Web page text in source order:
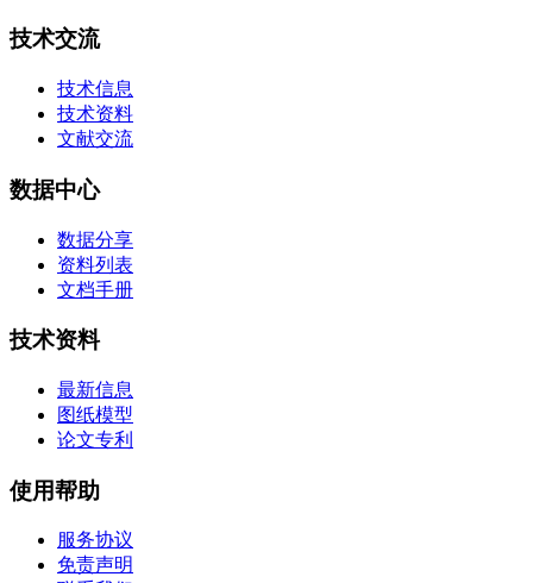
技术交流
技术信息
技术资料
文献交流
数据中心
数据分享
资料列表
文档手册
技术资料
最新信息
图纸模型
论文专利
使用帮助
服务协议
免责声明